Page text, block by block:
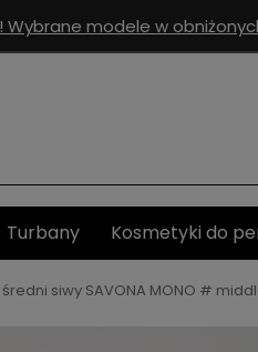
Wybrane modele w
Turbany Kosmetyki do
siwy SAVONA MONO #